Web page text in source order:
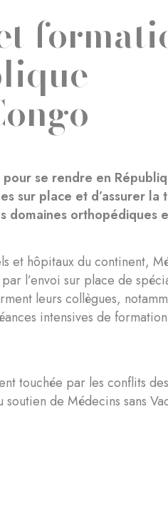
se rendre en
sur place et d’assurer la
domaines orthopédiques
et hôpitaux du continent,
l’envoi sur place de
leurs collègues,
intensives de
touchée par les conflits
de Médecins sans